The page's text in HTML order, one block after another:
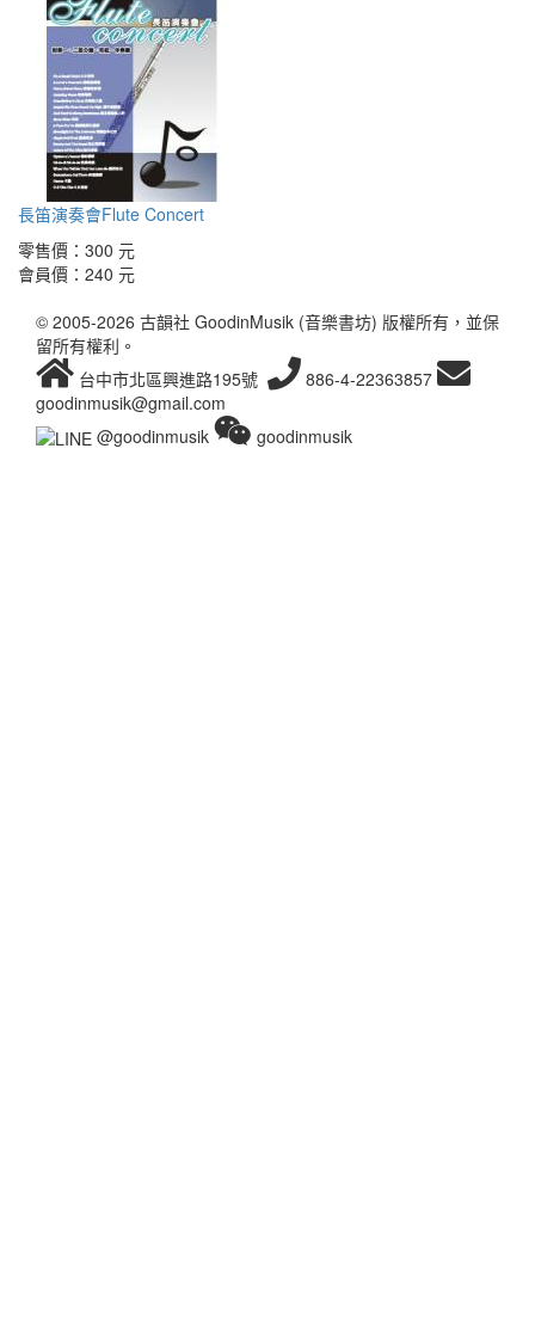
長笛演奏會Flute Concert
零售價： 300 元
會員價： 240 元
© 2005-2026 古韻社 GoodinMusik (音樂書坊) 版權所有，並保
留所有權利。
台中市北區興進路195號
886-4-22363857
goodinmusik@gmail.com
@goodinmusik
goodinmusik